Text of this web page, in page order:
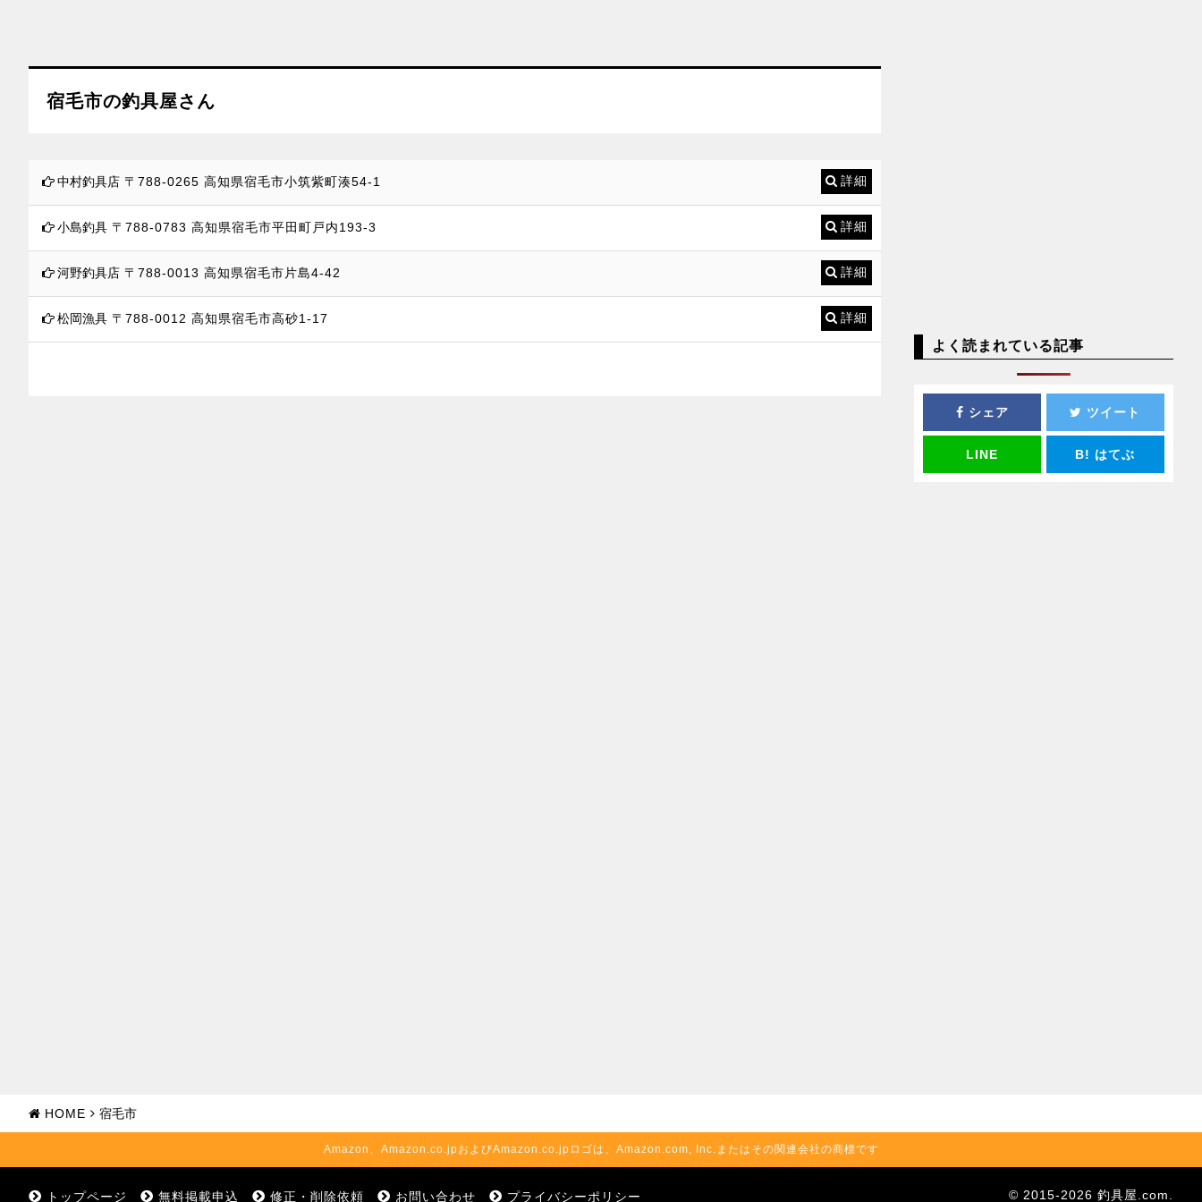
宿毛市の釣具屋さん
中村釣具店 〒788-0265 高知県宿毛市小筑紫町湊54-1 詳細
小島釣具 〒788-0783 高知県宿毛市平田町戸内193-3 詳細
河野釣具店 〒788-0013 高知県宿毛市片島4-42 詳細
松岡漁具 〒788-0012 高知県宿毛市高砂1-17 詳細
よく読まれている記事
シェア ツイート
LINE B! はてぶ
HOME 宿毛市
Amazon、Amazon.co.jpおよびAmazon.co.jpロゴは、Amazon.com, Inc.またはその関連会社の商標です
トップページ 無料掲載申込 修正・削除依頼 お問い合わせ プライバシーポリシー © 2015-2026 釣具屋.com.